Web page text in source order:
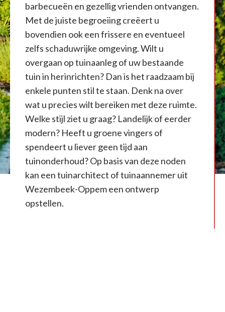
barbecueën en gezellig vrienden ontvangen.
Met de juiste begroeiing creëert u
bovendien ook een frissere en eventueel
zelfs schaduwrijke omgeving. Wilt u
overgaan op tuinaanleg of uw bestaande
tuin in herinrichten? Dan is het raadzaam bij
enkele punten stil te staan. Denk na over
wat u precies wilt bereiken met deze ruimte.
Welke stijl ziet u graag? Landelijk of eerder
modern? Heeft u groene vingers of
spendeert u liever geen tijd aan
tuinonderhoud? Op basis van deze noden
kan een tuinarchitect of tuinaannemer uit
Wezembeek-Oppem een ontwerp
opstellen.